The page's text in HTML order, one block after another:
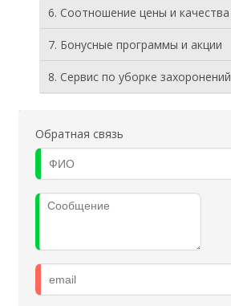
6. Соотношение цены и качества
7. Бонусные программы и акции
8. Cервис по уборке захоронений
Обратная связь